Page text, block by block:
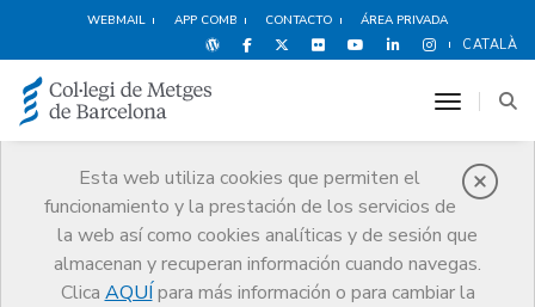
WEBMAIL APP COMB CONTACTO ÁREA PRIVADA
CATALÀ
Esta web utiliza cookies que permiten el
funcionamiento y la prestación de los servicios de
la web así como cookies analíticas y de sesión que
almacenan y recuperan información cuando navegas.
Clica AQUÍ para más información o para cambiar la
toggle
Noticias
Comunicación
Noticias
La importancia de tener una buena cobertura de Responsabilidad Civil
Profesional